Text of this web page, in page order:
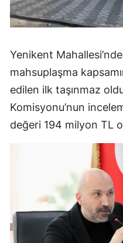
Yenikent
mahsuplaşma
edilen ilk taşınmaz
Komisyonu’nun
değeri 194 milyon TL